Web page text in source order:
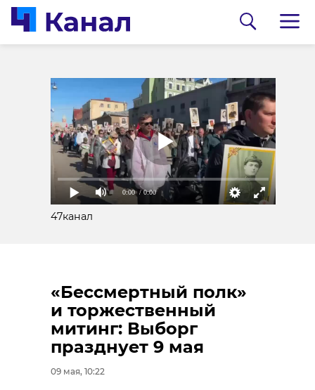
0:00 / 0:00
47канал
«Бессмертный полк»
и торжественный
митинг: Выборг
празднует 9 мая
09 мая, 10:22
0:00 / 0:00
К Мемориалу в
деревне Зайцево
возложили цветы
09 мая, 09:55
Полпред
РФ Игорь Руденя
поздравил
СЗФО с Днем
09 мая, 09:33